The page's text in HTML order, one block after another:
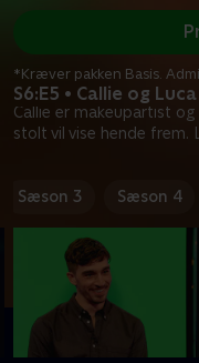
S6:E5 • Callie og Luca
Callie er makeupartist
stolt vil vise hende frem.
*Kræver pakken Basis.
Sæson 3 Sæson 4